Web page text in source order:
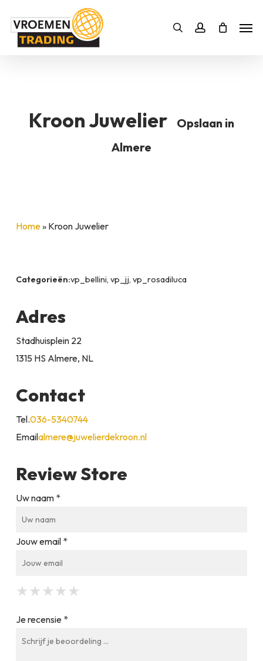
Zoekenaccount
Bestelling SLUITEN
Kroon Juwelier
Opslaan in
Almere
Home» Kroon Juwelier
Categorieën:vp_bellini, vp_jj, vp_rosadiluca
Adres
Stadhuisplein 22
1315 HS Almere, NL
Contact
Tel.036-5340744
Emailalmere@juwelierdekroon.nl
Review Store
Uw naam *
Jouw email *
★
★ ★
★ ★ ★
★ ★ ★ ★
★ ★ ★ ★ ★
Je recensie *